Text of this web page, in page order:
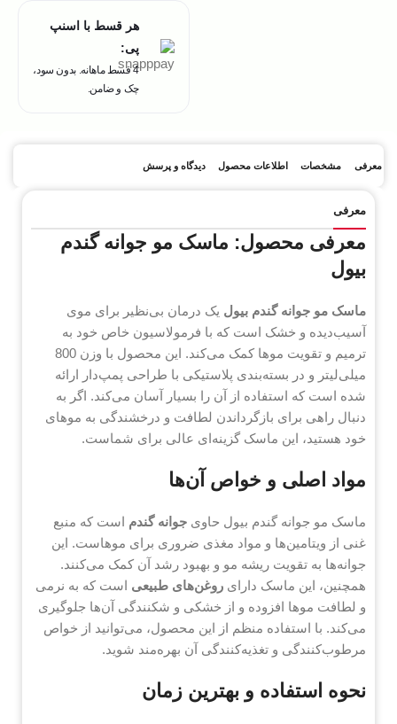
هر قسط با اسنپ
پی:
4 قسط ماهانه. بدون سود،
چک و ضامن.
معرفی مشخصات اطلاعات محصول دیدگاه و پرسش
معرفی
معرفی محصول: ماسک مو جوانه گندم
بیول
ماسک مو جوانه گندم بیول یک درمان بی‌نظیر برای موی
آسیب‌دیده و خشک است که با فرمولاسیون خاص خود به
ترمیم و تقویت موها کمک می‌کند. این محصول با وزن 800
میلی‌لیتر و در بسته‌بندی پلاستیکی با طراحی پمپ‌دار ارائه
شده است که استفاده از آن را بسیار آسان می‌کند. اگر به
دنبال راهی برای بازگرداندن لطافت و درخشندگی به موهای
خود هستید، این ماسک گزینه‌ای عالی برای شماست.
مواد اصلی و خواص آن‌ها
ماسک مو جوانه گندم بیول حاوی جوانه گندم است که منبع
غنی از ویتامین‌ها و مواد مغذی ضروری برای موهاست. این
جوانه‌ها به تقویت ریشه مو و بهبود رشد آن کمک می‌کنند.
همچنین، این ماسک دارای روغن‌های طبیعی است که به نرمی
و لطافت موها افزوده و از خشکی و شکنندگی آن‌ها جلوگیری
می‌کند. با استفاده منظم از این محصول، می‌توانید از خواص
مرطوب‌کنندگی و تغذیه‌کنندگی آن بهره‌مند شوید.
نحوه استفاده و بهترین زمان